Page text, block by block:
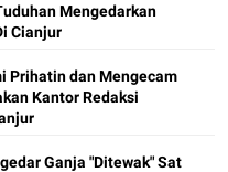
Mengedarkan
Cianjur
Prihatin dan Mengecam
Kantor Redaksi
Ganja "Ditewak" Sat